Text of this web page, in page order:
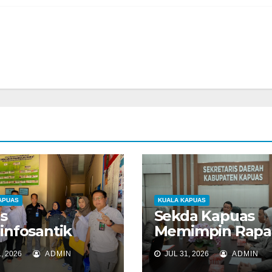
dan
2026 ADMIN
KUALA KAPUAS
Sekda Kapuas
Memimpin
Koordinasi
Permohonan
JUL 31, 2026 ADMIN